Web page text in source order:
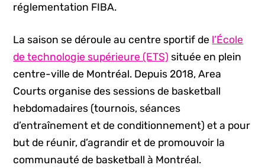
réglementation FIBA.
La saison se déroule au centre sportif de l’École
de technologie supérieure (ETS) située en plein
centre-ville de Montréal. Depuis 2018, Area
Courts organise des sessions de basketball
hebdomadaires (tournois, séances
d’entraînement et de conditionnement) et a pour
but de réunir, d’agrandir et de promouvoir la
communauté de basketball à Montréal.